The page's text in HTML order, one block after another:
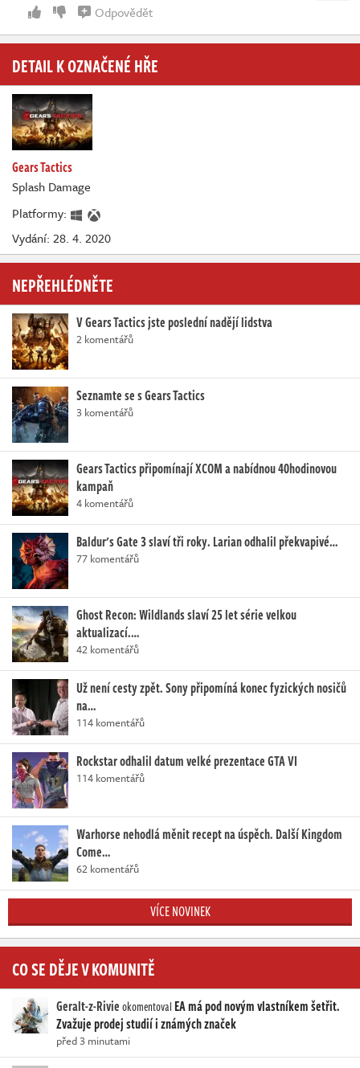
Odpovědět
DETAIL K OZNAČENÉ HŘE
Gears Tactics
Splash Damage
Platformy:
Vydání: 28. 4. 2020
NEPŘEHLÉDNĚTE
V Gears Tactics jste poslední nadějí lidstva
2 komentářů
Seznamte se s Gears Tactics
3 komentářů
Gears Tactics připomínají XCOM a nabídnou 40hodinovou
kampaň
4 komentářů
Baldur's Gate 3 slaví tři roky. Larian odhalil překvapivé…
77 komentářů
Ghost Recon: Wildlands slaví 25 let série velkou
aktualizací.…
42 komentářů
Už není cesty zpět. Sony připomíná konec fyzických nosičů
na…
114 komentářů
Rockstar odhalil datum velké prezentace GTA VI
114 komentářů
Warhorse nehodlá měnit recept na úspěch. Další Kingdom
Come…
62 komentářů
VÍCE NOVINEK
CO SE DĚJE V KOMUNITĚ
Geralt-z-Rivieokomentoval EA má pod novým vlastníkem šetřit.
Zvažuje prodej studií i známých značek
před 3 minutami